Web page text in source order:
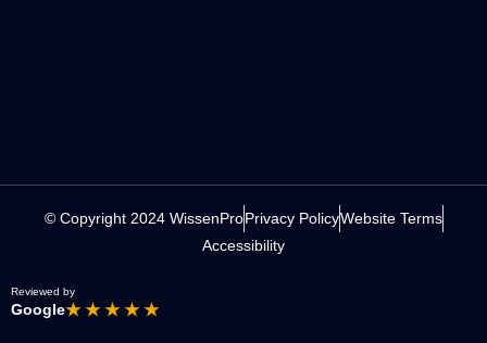
© Copyright 2024 WissenProPrivacy PolicyWebsite Terms
Accessibility
Reviewed by
Google★ ★ ★ ★ ★